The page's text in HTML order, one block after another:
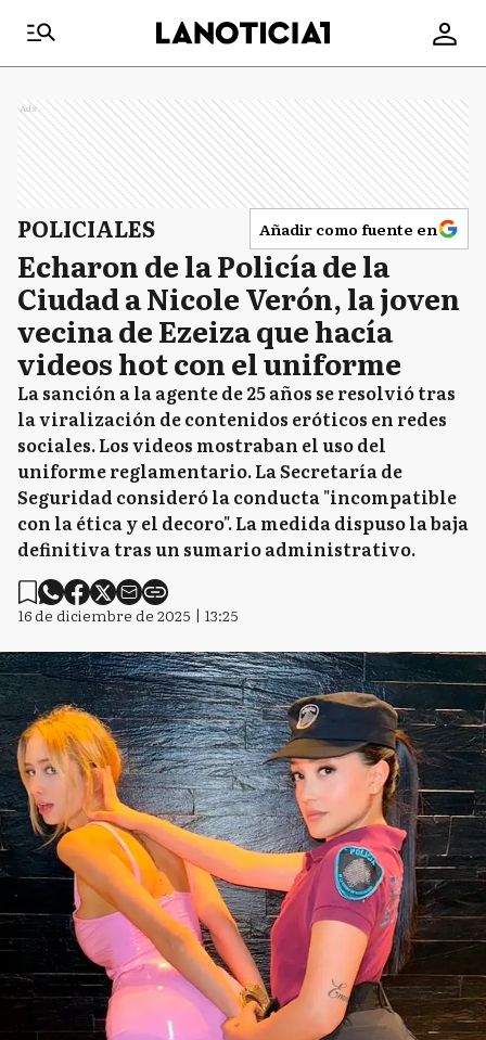
Ads
POLICIALES Añadir como fuente en
Echaron de la Policía de la
Ciudad a Nicole Verón, la joven
vecina de Ezeiza que hacía
videos hot con el uniforme
La sanción a la agente de 25 años se resolvió tras
la viralización de contenidos eróticos en redes
sociales. Los videos mostraban el uso del
uniforme reglamentario. La Secretaría de
Seguridad consideró la conducta "incompatible
con la ética y el decoro". La medida dispuso la baja
definitiva tras un sumario administrativo.
16 de diciembre de 2025 | 13:25